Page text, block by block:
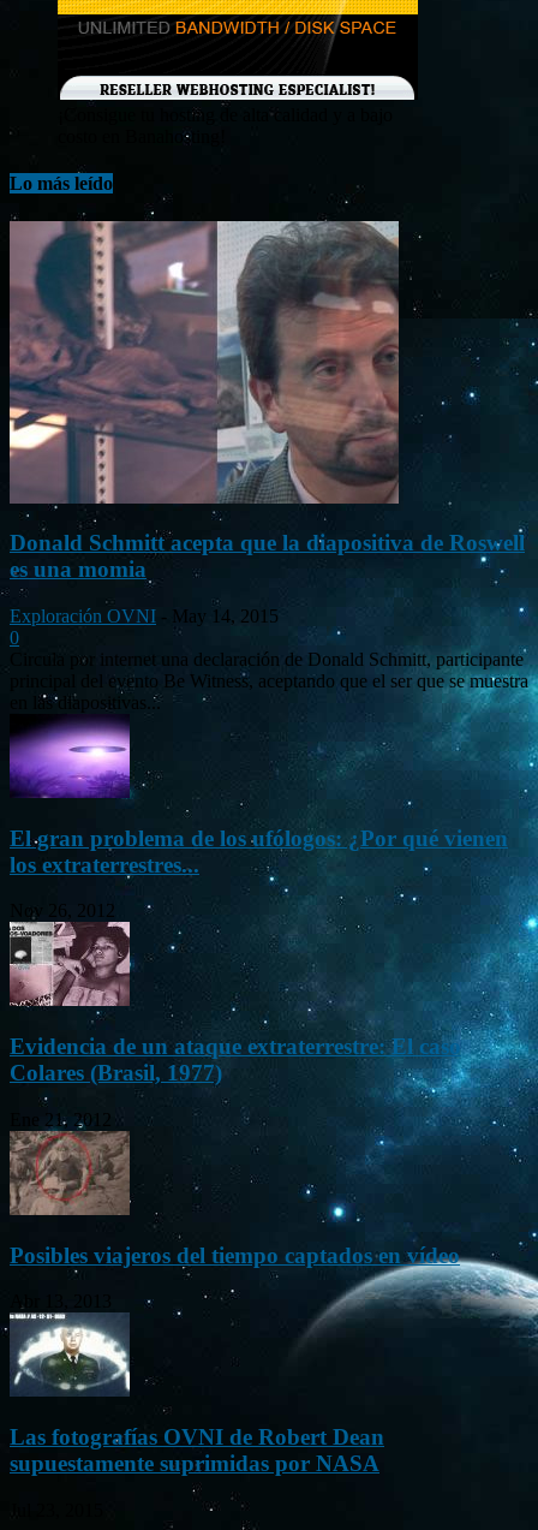
¡Consigue tu hosting de alta calidad y a bajo
costo en Banahosting!
Lo más leído
Donald Schmitt acepta que la diapositiva de Roswell
es una momia
Exploración OVNI - May 14, 2015
0
Circula por internet una declaración de Donald Schmitt, participante
principal del evento Be Witness, aceptando que el ser que se muestra
en las diapositivas...
El gran problema de los ufólogos: ¿Por qué vienen
los extraterrestres...
Nov 26, 2012
Evidencia de un ataque extraterrestre: El caso
Colares (Brasil, 1977)
Ene 21, 2012
Posibles viajeros del tiempo captados en vídeo
Las fotografías OVNI de Robert Dean
supuestamente suprimidas por NASA